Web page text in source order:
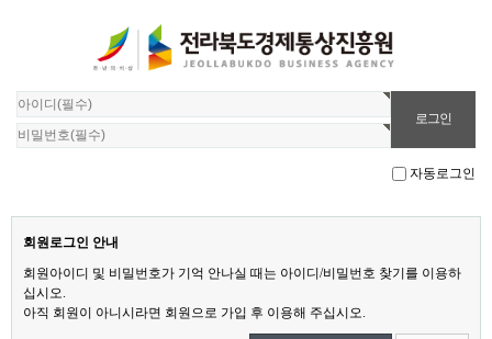
자동로그인
회원로그인 안내
회원아이디 및 비밀번호가 기억 안나실 때는 아이디/비밀번호 찾기를 이용하
십시오.
아직 회원이 아니시라면 회원으로 가입 후 이용해 주십시오.